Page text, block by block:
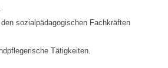
sozialpädagogischen Fachkräften
Tätigkeiten.